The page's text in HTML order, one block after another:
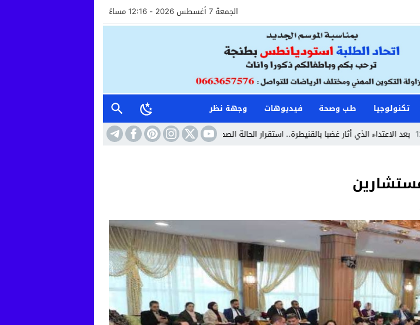
الجمعة 7 أغسطس 2026 - 12:16 مساءً
تكنولوجيا طب وصحة فيديوهات
وجهة نظر
أثار غضبا بالقنيطرة.. استقرار الحالة الصحية لسائق الشاحنة ومواصلة مراقبته طبيا 11:13 تفكيك خلية إرهابية موالية